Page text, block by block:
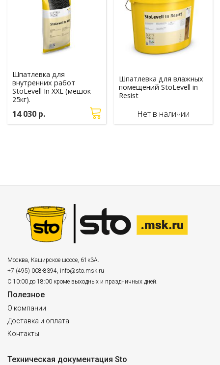
Шпатлевка для
внутренних работ
StoLevell In XXL (мешок
25кг).
14 030 р.
Шпатлевка для влажных
помещений StoLevell in
Resist
Нет в наличии
Москва, Каширское шоссе, 61к3А.
+7 (495) 008-8394, info@sto.msk.ru
С 10:00 до 18:00 кроме выходных и праздничных дней.
Полезное
О компании
Доставка и оплата
Контакты
Техническая документация Sto